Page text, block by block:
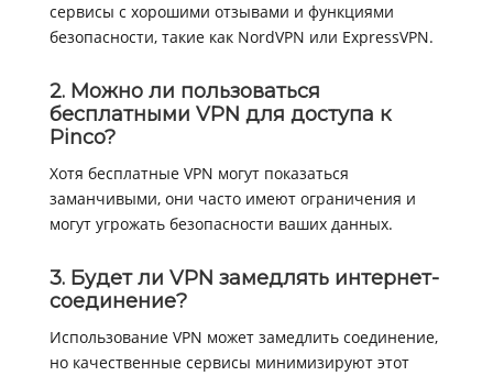
сервисы с хорошими отзывами и функциями
безопасности, такие как NordVPN или ExpressVPN.
2. Можно ли пользоваться
бесплатными VPN для доступа к
Pinco?
Хотя бесплатные VPN могут показаться
заманчивыми, они часто имеют ограничения и
могут угрожать безопасности ваших данных.
3. Будет ли VPN замедлять интернет-
соединение?
Использование VPN может замедлить соединение,
но качественные сервисы минимизируют этот